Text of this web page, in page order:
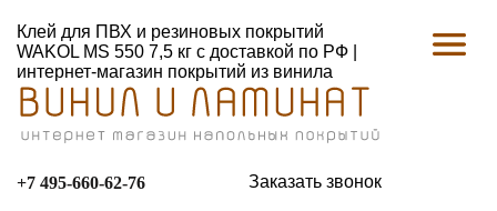
Клей для ПВХ и резиновых покрытий
WAKOL MS 550 7,5 кг с доставкой по РФ |
интернет-магазин покрытий из винила
+7 495-660-62-76 Заказать звонок